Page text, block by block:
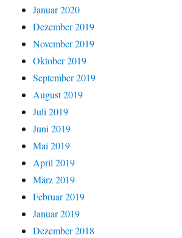
Januar 2020
Dezember 2019
November 2019
Oktober 2019
September 2019
August 2019
Juli 2019
Juni 2019
Mai 2019
April 2019
März 2019
Februar 2019
Januar 2019
Dezember 2018